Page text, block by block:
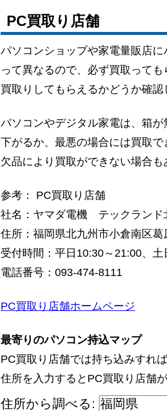
PC買取り店舗
パソコンショップや家電量販店
って異なるので、必ず買取って
買取りしてもらえるかどうか確認
パソコンやデジタル家電は、箱
下がるか、最悪の場合には買取
欠品により買取ができない場合も
参考： PC買取り店舗
社名：ヤマダ電機 テックランド
住所：福岡県北九州市小倉南区葛
受付時間：平日10:30～21:00、
電話番号：093-474-8111
PC買取り店舗ホームページ
最寄りのパソコン持込マップ
PC買取り店舗では持ち込みすれ
住所を入力するとPC買取り店舗
住所から調べる: